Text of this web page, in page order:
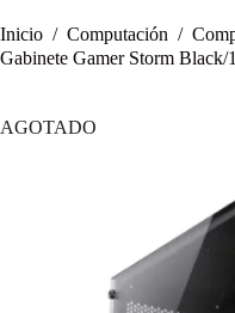
Inicio / Computación /
Gabinete Gamer Storm
AGOTADO